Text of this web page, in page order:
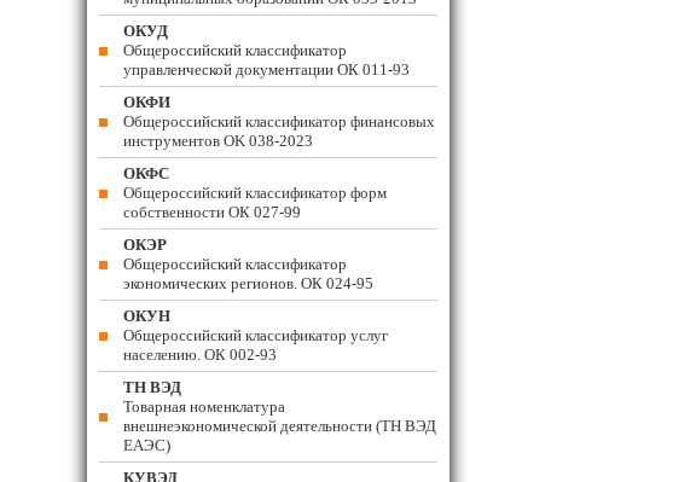
ОКУД
Общероссийский классификатор
управленческой документации ОК 011-93
ОКФИ
Общероссийский классификатор финансовых
инструментов OK 038-2023
ОКФС
Общероссийский классификатор форм
собственности ОК 027-99
ОКЭР
Общероссийский классификатор
экономических регионов. ОК 024-95
ОКУН
Общероссийский классификатор услуг
населению. ОК 002-93
ТН ВЭД
Товарная номенклатура
внешнеэкономической деятельности (ТН ВЭД
ЕАЭС)
КУВЭД